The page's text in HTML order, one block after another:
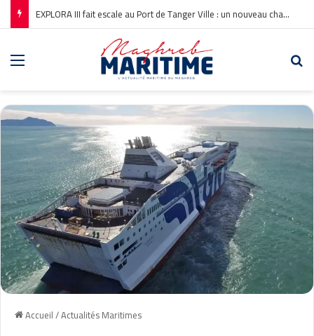
EXPLORA III fait escale au Port de Tanger Ville : un nouveau chapitre pour la croisière en Méditerranée
Accueil/Actualités Maritimes